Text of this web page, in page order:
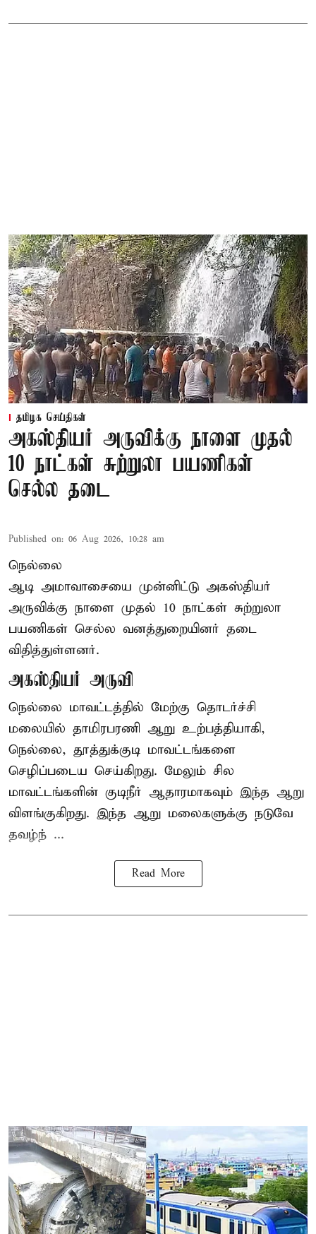
தமிழக செய்திகள்
அகஸ்தியர் அருவிக்கு நாளை முதல்
10 நாட்கள் சுற்றுலா பயணிகள்
செல்ல தடை
Published on: 06 Aug 2026, 10:28 am
நெல்லை
ஆடி அமாவாசையை முன்னிட்டு அகஸ்தியர்
அருவிக்கு நாளை முதல் 10 நாட்கள் சுற்றுலா
பயணிகள் செல்ல வனத்துறையினர் தடை
விதித்துள்ளனர்.
அகஸ்தியர் அருவி
நெல்லை மாவட்டத்தில் மேற்கு தொடர்ச்சி
மலையில் தாமிரபரணி ஆறு உற்பத்தியாகி,
நெல்லை, தூத்துக்குடி மாவட்டங்களை
செழிப்படைய செய்கிறது. மேலும் சில
மாவட்டங்களின் குடிநீர் ஆதாரமாகவும் இந்த ஆறு
விளங்குகிறது. இந்த ஆறு மலைகளுக்கு நடுவே
தவழ்ந் ...
Read More